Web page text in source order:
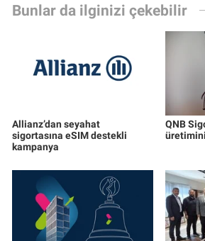
Bunlar da ilginizi çekebilir
Allianz’dan seyahat
sigortasına eSIM destekli
kampanya
QNB
üretimini